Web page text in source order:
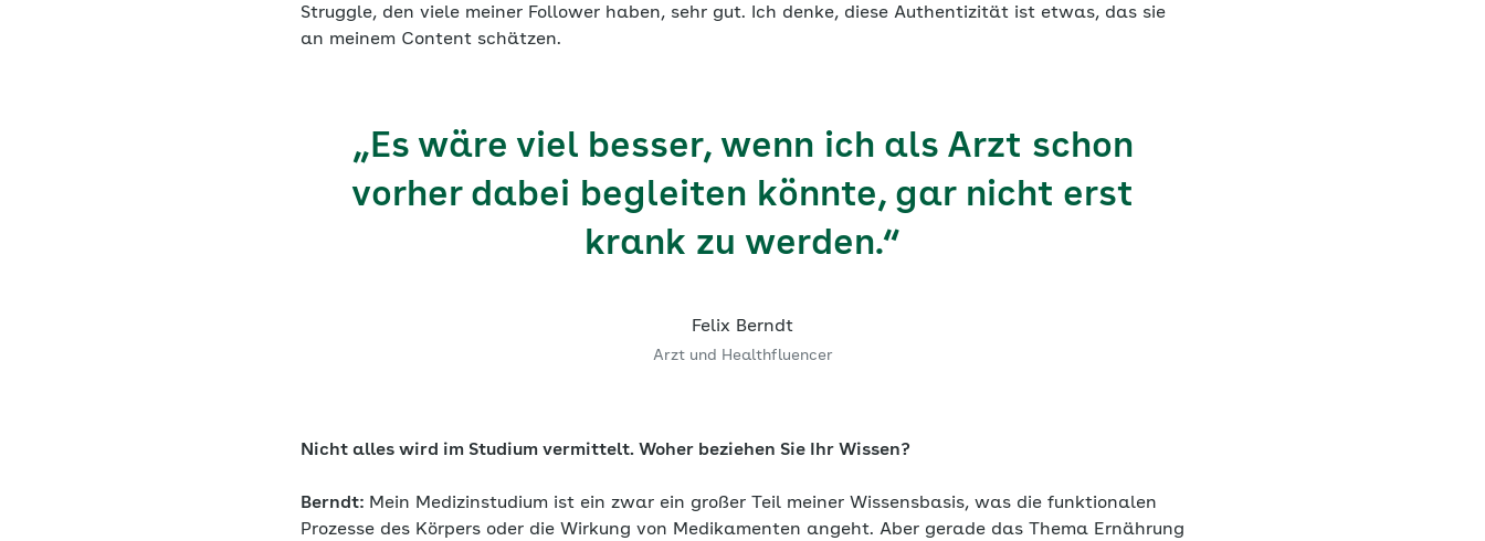
Struggle, den viele meiner Follower haben, sehr gut. Ich denke, diese Authentizität ist etwas, das sie
an meinem Content schätzen.
„Es wäre viel besser, wenn ich als Arzt schon
vorher dabei begleiten könnte, gar nicht erst
krank zu werden.“
Felix Berndt
Arzt und Healthfluencer
Nicht alles wird im Studium vermittelt. Woher beziehen Sie Ihr Wissen?
Berndt: Mein Medizinstudium ist ein zwar ein großer Teil meiner Wissensbasis, was die funktionalen
Prozesse des Körpers oder die Wirkung von Medikamenten angeht. Aber gerade das Thema Ernährung